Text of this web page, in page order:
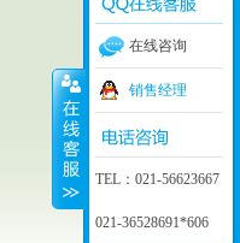
在线咨询
销售经理
TEL：021-56623667
021-36528691*606